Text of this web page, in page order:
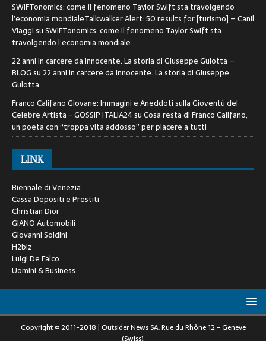
SWIFTonomics: come il fenomeno Taylor Swift sta travolgendo
l’economia mondialeTalkwalker Alert: 50 results for [turismo] – Canil
ViaggisuSWIFTonomics: come il fenomeno Taylor Swift sta
travolgendo l’economia mondiale
22 anni in carcere da innocente. La storia di Giuseppe Gulotta –
BLOGsu 22 anni in carcere da innocente. La storia di Giuseppe
Gulotta
Franco Califano Giovane: Immagini e Aneddoti sulla Gioventù del
Celebre Artista - GOSSIP ITALIA24suCosa resta di Franco Califano,
un poeta con “troppa vita addosso” per piacere a tutti
LINK
Biennale di Venezia
Cassa Depositi e Prestiti
Christian Dior
GIANO Automobili
Giovanni Soldini
H2biz
Luigi De Falco
Uomini & Business
Copyright © 2011-2018 | Outsider News SA, Rue du Rhône 12 - Geneve